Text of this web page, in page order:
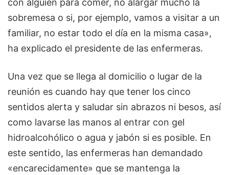
con alguien para comer, no alargar mucho la
sobremesa o si, por ejemplo, vamos a visitar a un
familiar, no estar todo el día en la misma casa»,
ha explicado el presidente de las enfermeras.
Una vez que se llega al domicilio o lugar de la
reunión es cuando hay que tener los cinco
sentidos alerta y saludar sin abrazos ni besos, así
como lavarse las manos al entrar con gel
hidroalcohólico o agua y jabón si es posible. En
este sentido, las enfermeras han demandado
«encarecidamente» que se mantenga la